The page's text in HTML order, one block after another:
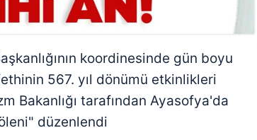
koordinesinde gün boyu
567. yıl dönümü etkinlikleri
Bakanlığı tarafından Ayasofya'da
düzenlendi